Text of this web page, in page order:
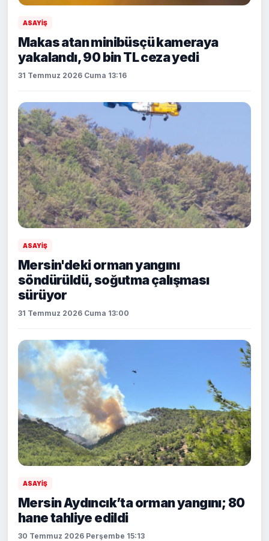
ASAYİŞ
Makas atan minibüsçü kameraya
yakalandı, 90 bin TL ceza yedi
31 Temmuz 2026 Cuma 13:16
ASAYİŞ
Mersin'deki orman yangını
söndürüldü, soğutma çalışması
sürüyor
31 Temmuz 2026 Cuma 13:00
ASAYİŞ
Mersin Aydıncık’ta orman yangını; 80
hane tahliye edildi
30 Temmuz 2026 Perşembe 15:13